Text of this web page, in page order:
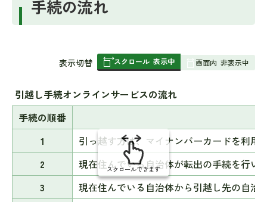
手続の流れ
表
み
の
表示切替 スクロール 表示中 画面内 非表示中
引越し手続オンラインサービスの流れ
手続の順番
1
引っ越す方は、マイナンバーカードを利
2
現在住んでいる自治体が転出の手続を行い
3
現在住んでいる自治体から引越し先の自治
スクロールできます